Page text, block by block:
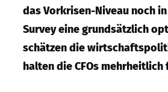
das Vorkrisen-Niveau noch
Survey eine grundsätzlich
schätzen die
halten die CFOs